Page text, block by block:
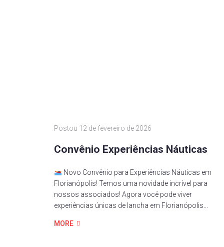
Postou 12 de fevereiro de 2026
Convênio Experiências Náuticas
Novo Convênio para Experiências Náuticas em
Florianópolis! Temos uma novidade incrível para
nossos associados! Agora você pode viver
experiências únicas de lancha em Florianópolis...
MORE